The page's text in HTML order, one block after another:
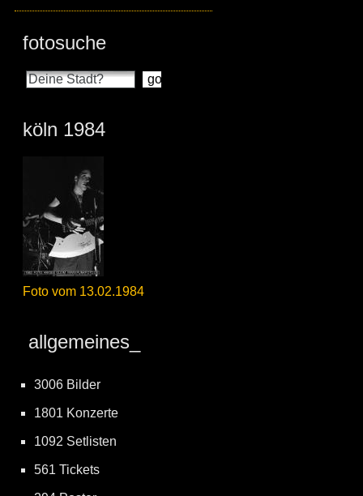
fotosuche
köln 1984
Foto vom 13.02.1984
allgemeines_
3006 Bilder
1801 Konzerte
1092 Setlisten
561 Tickets